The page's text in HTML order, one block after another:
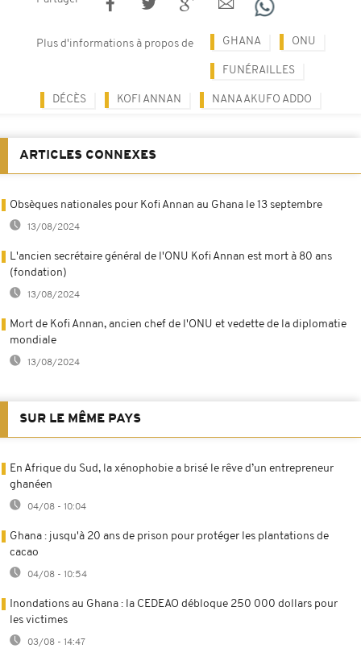
Plus d'informations à propos de GHANA ONU
FUNÉRAILLES
DÉCÈS KOFI ANNAN NANA AKUFO ADDO
ARTICLES CONNEXES
Obsèques nationales pour Kofi Annan au Ghana le 13 septembre
13/08/2024
L'ancien secrétaire général de l'ONU Kofi Annan est mort à 80 ans
(fondation)
13/08/2024
Mort de Kofi Annan, ancien chef de l'ONU et vedette de la diplomatie
mondiale
13/08/2024
SUR LE MÊME PAYS
En Afrique du Sud, la xénophobie a brisé le rêve d’un entrepreneur
ghanéen
04/08 - 10:04
Ghana : jusqu'à 20 ans de prison pour protéger les plantations de
cacao
04/08 - 10:54
Inondations au Ghana : la CEDEAO débloque 250 000 dollars pour
les victimes
03/08 - 14:47